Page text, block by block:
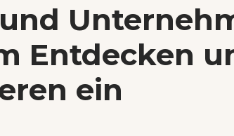
Entdecken
ein